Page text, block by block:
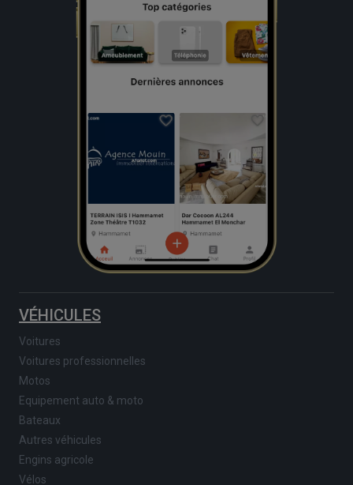
VÉHICULES
Voitures
Voitures professionnelles
Motos
Equipement auto & moto
Bateaux
Autres véhicules
Engins agricole
Vélos